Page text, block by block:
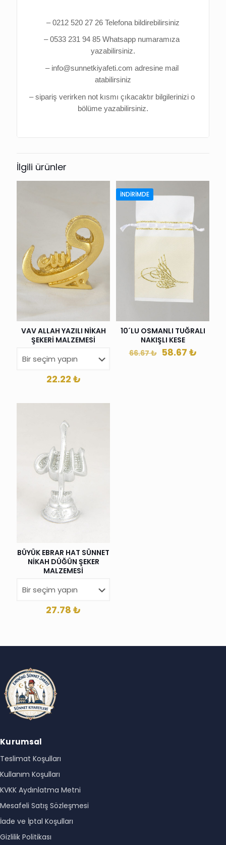
– 0212 520 27 26 Telefona bildirebilirsiniz
– 0533 231 94 85 Whatsapp numaramıza
yazabilirsiniz.
– info@sunnetkiyafeti.com adresine mail
atabilirsiniz
– sipariş verirken not kısmı çıkacaktır bilgilerinizi o
bölüme yazabilirsiniz.
İlgili ürünler
VAV ALLAH YAZILI NİKAH
ŞEKERİ MALZEMESİ
22.22 ₺
İNDIRIMDE
10´LU OSMANLI TUĞRALI
NAKIŞLI KESE
66.67₺ Orijinal
58.67 ₺Şu
BÜYÜK EBRAR HAT SÜNNET
NİKAH DÜĞÜN ŞEKER
MALZEMESİ
27.78 ₺
Kurumsal
Teslimat Koşulları
Kullanım Koşulları
KVKK Aydınlatma Metni
Mesafeli Satış Sözleşmesi
İade ve İptal Koşulları
Gizlilik Politikası